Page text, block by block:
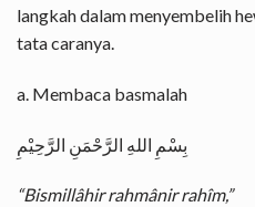
langkah dalam menyembelih
tata caranya.
a. Membaca basmalah
بِسْمِ اللهِ الرَّحْمَنِ الرَّحِيْمِ
“Bismillâhir rahmânir rahîm,”